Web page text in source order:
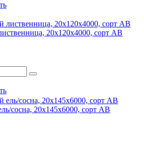
20х120х4000, сорт АВ
сосна, 20х145х6000, сорт АВ